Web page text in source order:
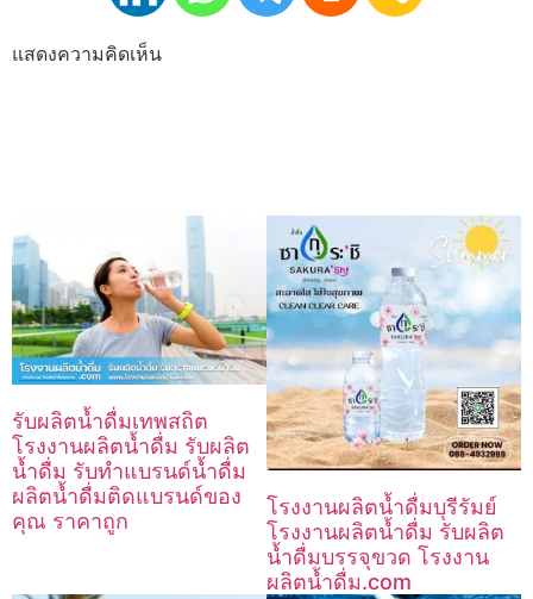
แสดงความคิดเห็น
รับผลิตน้ำดื่มเทพสถิต
โรงงานผลิตน้ำดื่ม รับผลิต
น้ำดื่ม รับทำแบรนด์น้ำดื่ม
ผลิตน้ำดื่มติดแบรนด์ของ
คุณ ราคาถูก
โรงงานผลิตน้ำดื่มบุรีรัมย์
โรงงานผลิตน้ำดื่ม รับผลิต
น้ำดื่มบรรจุขวด โรงงาน
ผลิตน้ำดื่ม.com